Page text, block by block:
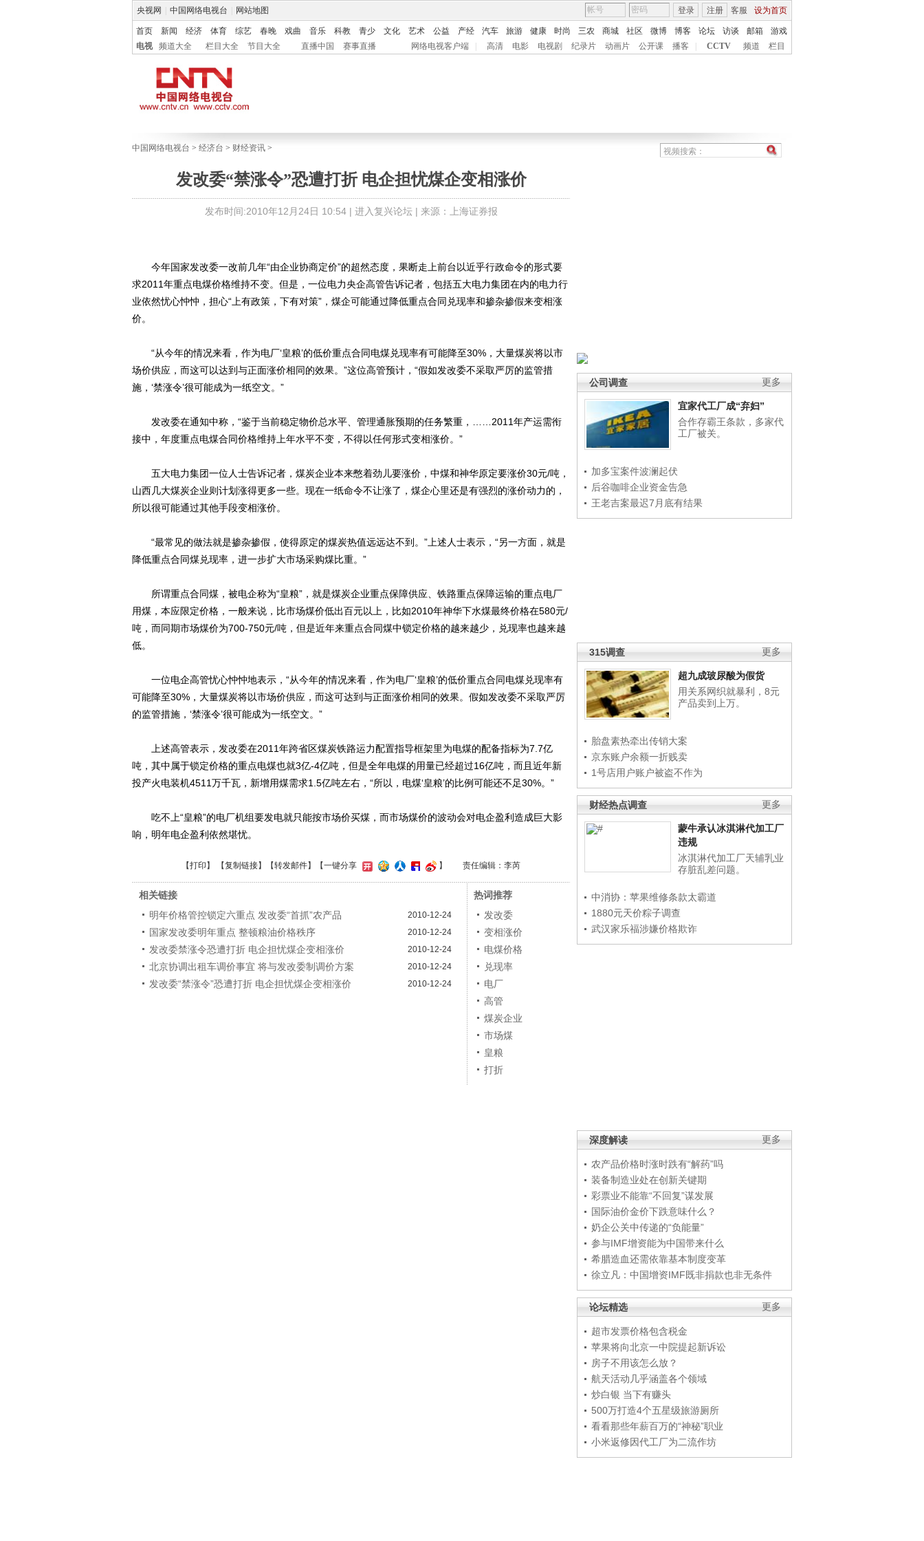
央视网 中国网络电视台 网站地图 客服 设为首页
登录 注册
首页 新闻 经济 体育 综艺 春晚 戏曲 音乐 科教 青少 文化 艺术 公益 产经 汽车 旅游 健康 时尚 三农 商城 社区 微博 博客 论坛 访谈 邮箱
游戏
电视
频道大全 栏目大全 节目大全 直播中国 赛事直播 网络电视客户端 高清 电影 电视剧 纪录片 动画片 公开课 播客 CCTV 频道 栏目
中国网络电视台 > 经济台 > 财经资讯 >
发改委“禁涨令”恐遭打折 电企担忧煤企变相涨价
发布时间:2010年12月24日 10:54 | 进入复兴论坛| 来源：上海证券报
更多
公司调查
宜家代工厂成“弃妇”
合作存霸王条款，多家代
工厂被关。
加多宝案件波澜起伏
后谷咖啡企业资金告急
王老吉案最迟7月底有结果
更多
315调查
超九成玻尿酸为假货
用关系网织就暴利，8元
产品卖到上万。
胎盘素热牵出传销大案
京东账户余额一折贱卖
1号店用户账户被盗不作为
更多
财经热点调查
蒙牛承认冰淇淋代加工厂
违规
冰淇淋代加工厂天辅乳业
存脏乱差问题。
中消协：苹果维修条款太霸道
1880元天价粽子调查
武汉家乐福涉嫌价格欺诈
更多
深度解读
农产品价格时涨时跌有“解药”吗
装备制造业处在创新关键期
彩票业不能靠“不回复”谋发展
国际油价金价下跌意味什么？
奶企公关中传递的“负能量”
参与IMF增资能为中国带来什么
希腊造血还需依靠基本制度变革
徐立凡：中国增资IMF既非捐款也非无条件
更多
论坛精选
超市发票价格包含税金
苹果将向北京一中院提起新诉讼
房子不用该怎么放？
航天活动几乎涵盖各个领域
炒白银 当下有赚头
500万打造4个五星级旅游厕所
看看那些年薪百万的“神秘”职业
小米返修因代工厂为二流作坊
今年国家发改委一改前几年“由企业协商定价”的超然态度，果断走上前台以近乎行政命令的形式要
求2011年重点电煤价格维持不变。但是，一位电力央企高管告诉记者，包括五大电力集团在内的电力行
业依然忧心忡忡，担心“上有政策，下有对策”，煤企可能通过降低重点合同兑现率和掺杂掺假来变相涨
价。
“从今年的情况来看，作为电厂‘皇粮’的低价重点合同电煤兑现率有可能降至30%，大量煤炭将以市
场价供应，而这可以达到与正面涨价相同的效果。”这位高管预计，“假如发改委不采取严厉的监管措
施，‘禁涨令’很可能成为一纸空文。”
发改委在通知中称，“鉴于当前稳定物价总水平、管理通胀预期的任务繁重，……2011年产运需衔
接中，年度重点电煤合同价格维持上年水平不变，不得以任何形式变相涨价。”
五大电力集团一位人士告诉记者，煤炭企业本来憋着劲儿要涨价，中煤和神华原定要涨价30元/吨，
山西几大煤炭企业则计划涨得更多一些。现在一纸命令不让涨了，煤企心里还是有强烈的涨价动力的，
所以很可能通过其他手段变相涨价。
“最常见的做法就是掺杂掺假，使得原定的煤炭热值远远达不到。”上述人士表示，“另一方面，就是
降低重点合同煤兑现率，进一步扩大市场采购煤比重。”
所谓重点合同煤，被电企称为“皇粮”，就是煤炭企业重点保障供应、铁路重点保障运输的重点电厂
用煤，本应限定价格，一般来说，比市场煤价低出百元以上，比如2010年神华下水煤最终价格在580元/
吨，而同期市场煤价为700-750元/吨，但是近年来重点合同煤中锁定价格的越来越少，兑现率也越来越
低。
一位电企高管忧心忡忡地表示，“从今年的情况来看，作为电厂‘皇粮’的低价重点合同电煤兑现率有
可能降至30%，大量煤炭将以市场价供应，而这可达到与正面涨价相同的效果。假如发改委不采取严厉
的监管措施，‘禁涨令’很可能成为一纸空文。”
上述高管表示，发改委在2011年跨省区煤炭铁路运力配置指导框架里为电煤的配备指标为7.7亿
吨，其中属于锁定价格的重点电煤也就3亿-4亿吨，但是全年电煤的用量已经超过16亿吨，而且近年新
投产火电装机4511万千瓦，新增用煤需求1.5亿吨左右，“所以，电煤‘皇粮’的比例可能还不足30%。”
吃不上“皇粮”的电厂机组要发电就只能按市场价买煤，而市场煤价的波动会对电企盈利造成巨大影
响，明年电企盈利依然堪忧。
【打印 】 【复制链接】【转发邮件】 【一键分享 】 责任编辑：李芮
相关链接
明年价格管控锁定六重点 发改委“首抓”农产品
2010-12-24
国家发改委明年重点 整顿粮油价格秩序 2010-12-24
发改委禁涨令恐遭打折 电企担忧煤企变相涨价 2010-12-24
北京协调出租车调价事宜 将与发改委制调价方案 2010-12-24
发改委“禁涨令”恐遭打折 电企担忧煤企变相涨价 2010-12-24
热词推荐
发改委
变相涨价
电煤价格
兑现率
电厂
高管
煤炭企业
市场煤
皇粮
打折